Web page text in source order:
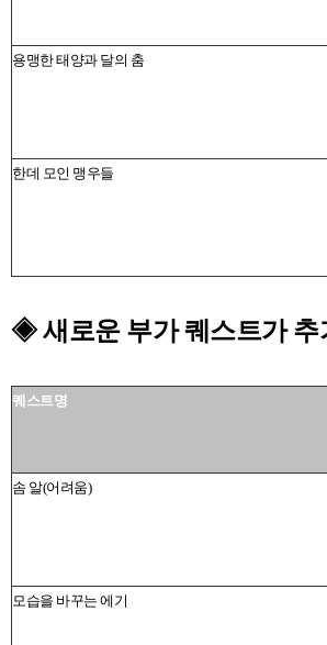
용맹한 태양과 달의 춤
한데 모인 맹우들
◈새로운 부가 퀘스트가 추
퀘스트명
솜 알(어려움)
모습을 바꾸는 에기